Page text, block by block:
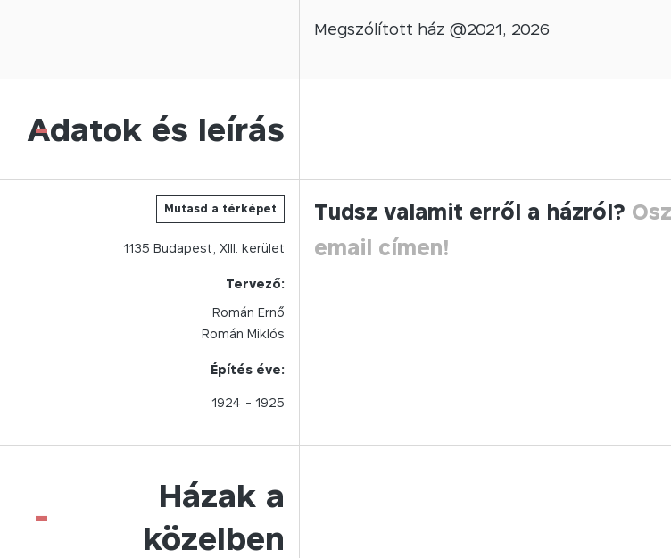
Megszólított ház @2021, 2026
Adatok és leírás
-
Mutasd a térképet
1135 Budapest, XIII. kerület
Tervező:
Román Ernő
Román Miklós
Építés éve:
1924 - 1925
Tudsz valamit erről a házról?
email címen!
Házak a
közelben
-